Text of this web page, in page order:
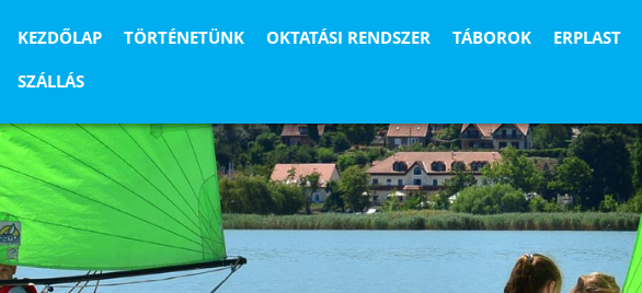
KEZDŐLAP TÖRTÉNETÜNK OKTATÁSI RENDSZER TÁBOROK ERPLAST
SZÁLLÁS